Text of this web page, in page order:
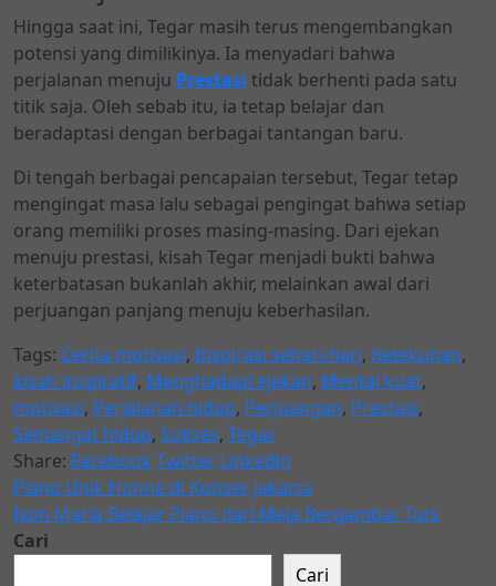
Hingga saat ini, Tegar masih terus mengembangkan
potensi yang dimilikinya. Ia menyadari bahwa
perjalanan menuju Prestasi tidak berhenti pada satu
titik saja. Oleh sebab itu, ia tetap belajar dan
beradaptasi dengan berbagai tantangan baru.
Di tengah berbagai pencapaian tersebut, Tegar tetap
mengingat masa lalu sebagai pengingat bahwa setiap
orang memiliki proses masing-masing. Dari ejekan
menuju prestasi, kisah Tegar menjadi bukti bahwa
keterbatasan bukanlah akhir, melainkan awal dari
perjuangan panjang menuju keberhasilan.
Tags: Cerita motivasi, Inspirasi sehari-hari, Ketekunan,
kisah inspiratif, Menghadapi ejekan, Mental kuat,
motivasi, Perjalanan hidup, Perjuangan, Prestasi,
Semangat hidup, Sukses, Tegar
Share: Facebook Twitter Linkedin
Piano Unik Honne di Konser Jakarta
Ivon Maria Belajar Piano dari Meja Bergambar Tuts
Cari
Cari